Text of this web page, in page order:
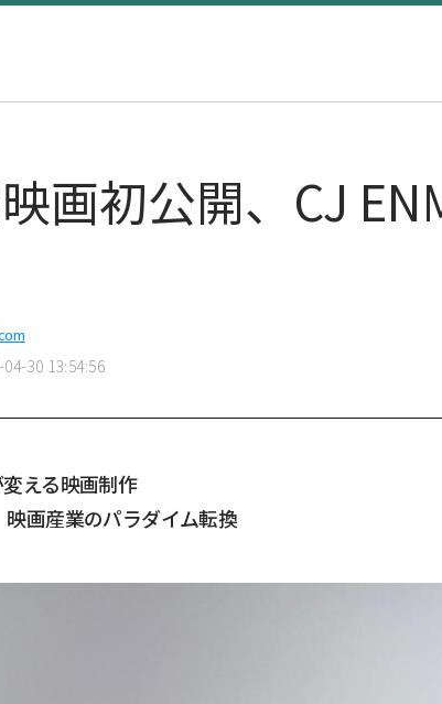
画初公開、CJ
30 13:54:56
える映画制作
画産業のパラダイム転換